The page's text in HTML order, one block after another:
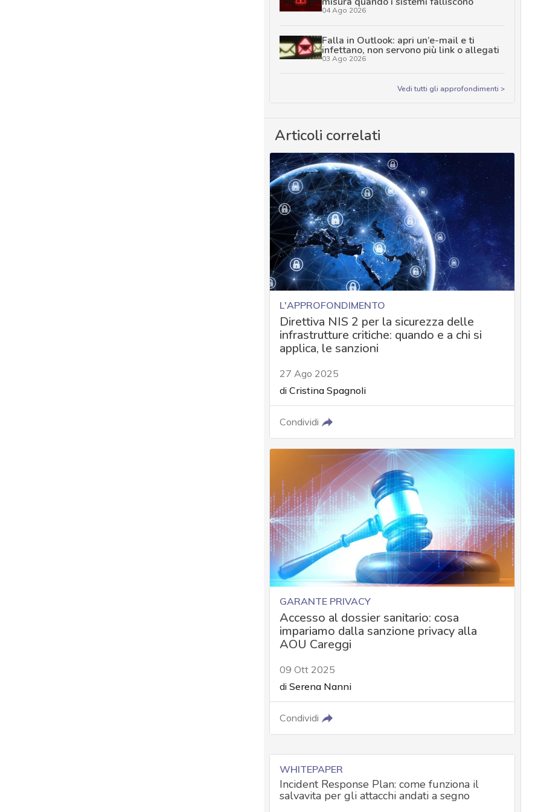
04 Ago 2026
Falla in Outlook: apri un’e-mail e ti
infettano, non servono più link o allegati
03 Ago 2026
Vedi tutti gli approfondimenti >
Articoli correlati
L'APPROFONDIMENTO
Direttiva NIS 2 per la sicurezza delle
infrastrutture critiche: quando e a chi si
applica, le sanzioni
27 Ago 2025
di Cristina Spagnoli
Condividi
GARANTE PRIVACY
Accesso al dossier sanitario: cosa
impariamo dalla sanzione privacy alla
AOU Careggi
09 Ott 2025
di Serena Nanni
Condividi
WHITEPAPER
Incident Response Plan: come funziona il
salvavita per gli attacchi andati a segno